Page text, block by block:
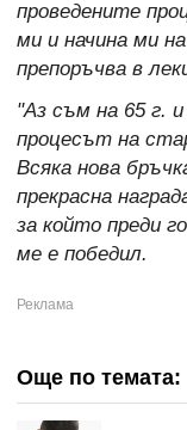
проведените
ми и начина ми
препоръчва в
"Аз съм на 65 г.
процесът на
Всяка нова
прекрасна
за който преди
ме е победил.
Още по темата: